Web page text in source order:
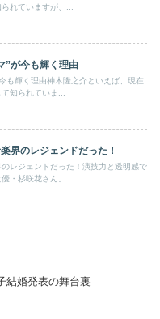
れていますが、...
”が今も輝く理由
も輝く理由神木隆之介といえば、現在
知られていま...
界のレジェンドだった！
レジェンドだった！演技力と透明感で
・杉咲花さん。...
結婚発表の舞台裏